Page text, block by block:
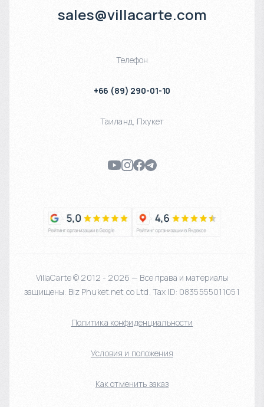
sales@villacarte.com
Телефон
+66 (89) 290-01-10
Таиланд Пхукет
VillaCarte © 2012 - 2026 — Все права и материалы
защищены. Biz Phuket.net co Ltd. Tax ID: 0835555011051
Политика конфиденциальности
Условия и положения
Как отменить заказ